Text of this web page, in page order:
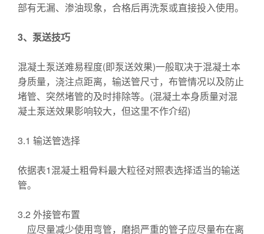
部有无漏、渗油现象，合格后再洗泵或直接投入使用。
3、泵送技巧
混凝土泵送难易程度(即泵送效果)一般取决于混凝土本
身质量，浇注点距离，输送管尺寸，布管情况以及防止
堵管、突然堵管的及时排除等。(混凝土本身质量对混
凝土泵送效果影响较大，但这里不作介绍)
3.1 输送管选择
依据表1混凝土粗骨料最大粒径对照表选择适当的输送
管。
3.2 外接管布置
应尽量减少使用弯管，磨损严重的管子应尽量布在离